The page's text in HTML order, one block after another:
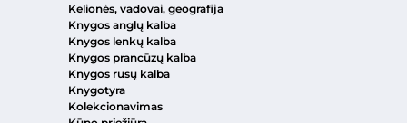
Kelionės, vadovai, geografija
Knygos anglų kalba
Knygos lenkų kalba
Knygos prancūzų kalba
Knygos rusų kalba
Knygotyra
Kolekcionavimas